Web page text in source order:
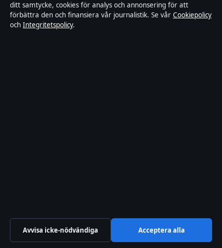
Ägande & finansiering
Integritetspolicy
ditt samtycke, cookies för analys och annonsering för att
förbättra den och finansiera vår journalistik. Se vår Cookiepolicy
och Integritetspolicy.
Avvisa icke-nödvändiga Acceptera alla